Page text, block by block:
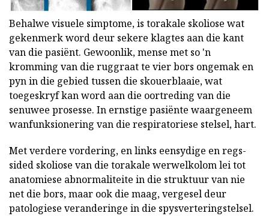
Behalwe visuele simptome, is torakale skoliose wat
gekenmerk word deur sekere klagtes aan die kant
van die pasiënt. Gewoonlik, mense met so 'n
kromming van die ruggraat te vier bors ongemak en
pyn in die gebied tussen die skouerblaaie, wat
toegeskryf kan word aan die oortreding van die
senuwee prosesse. In ernstige pasiënte waargeneem
wanfunksionering van die respiratoriese stelsel, hart.
Met verdere vordering, en links eensydige en regs-
sided skoliose van die torakale werwelkolom lei tot
anatomiese abnormaliteite in die struktuur van nie
net die bors, maar ook die maag, vergesel deur
patologiese veranderinge in die spysverteringstelsel.